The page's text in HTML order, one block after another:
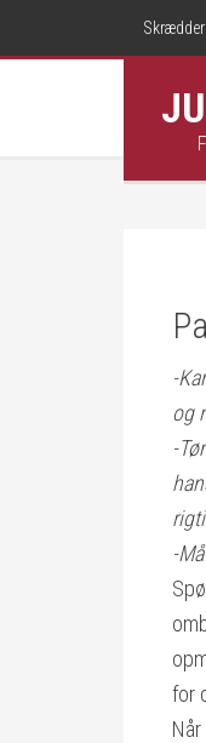
-
og
-
-
for